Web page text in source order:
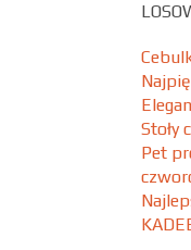
Stoły
Pet